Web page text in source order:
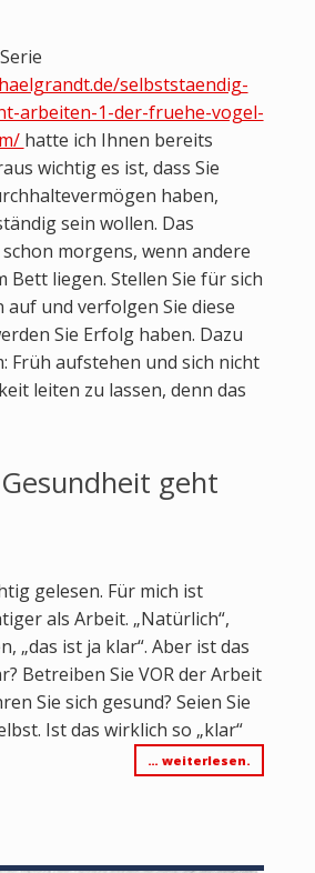
selbststaendig-
arbeiten-1-der-fruehe-vogel-
hatte ich Ihnen bereits
wichtig es ist, dass Sie
haben,
sein wollen. Das
morgens, wenn andere
Bett liegen. Stellen Sie für sich
und verfolgen Sie diese
Sie Erfolg haben. Dazu
Früh aufstehen und sich nicht
leiten zu lassen, denn das
geht
gelesen. Für mich ist
als Arbeit. „Natürlich“,
„das ist ja klar“. Aber ist das
Betreiben Sie VOR der Arbeit
Sie sich gesund? Seien Sie
Ist das wirklich so „klar“
… weiterlesen.